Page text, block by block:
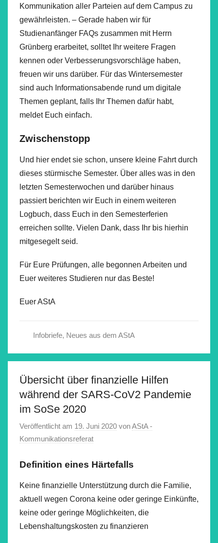
Kommunikation aller Parteien auf dem Campus zu
gewährleisten. – Gerade haben wir für
Studienanfänger FAQs zusammen mit Herrn
Grünberg erarbeitet, solltet Ihr weitere Fragen
kennen oder Verbesserungsvorschläge haben,
freuen wir uns darüber. Für das Wintersemester
sind auch Informationsabende rund um digitale
Themen geplant, falls Ihr Themen dafür habt,
meldet Euch einfach.
Zwischenstopp
Und hier endet sie schon, unsere kleine Fahrt durch
dieses stürmische Semester. Über alles was in den
letzten Semesterwochen und darüber hinaus
passiert berichten wir Euch in einem weiteren
Logbuch, dass Euch in den Semesterferien
erreichen sollte. Vielen Dank, dass Ihr bis hierhin
mitgesegelt seid.
Für Eure Prüfungen, alle begonnen Arbeiten und
Euer weiteres Studieren nur das Beste!
Euer AStA
Infobriefe, Neues aus dem AStA
Übersicht über finanzielle Hilfen
während der SARS-CoV2 Pandemie
im SoSe 2020
Veröffentlicht am 19. Juni 2020 vonAStA -
Kommunikationsreferat
Definition eines Härtefalls
Keine finanzielle Unterstützung durch die Familie,
aktuell wegen Corona keine oder geringe Einkünfte,
keine oder geringe Möglichkeiten, die
Lebenshaltungskosten zu finanzieren